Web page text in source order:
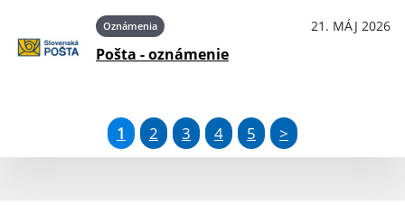
Oznámenia 21. MÁJ 2026
Pošta - oznámenie
1 2 3 4 5 >